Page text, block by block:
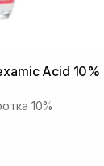
Acid 10%
10%